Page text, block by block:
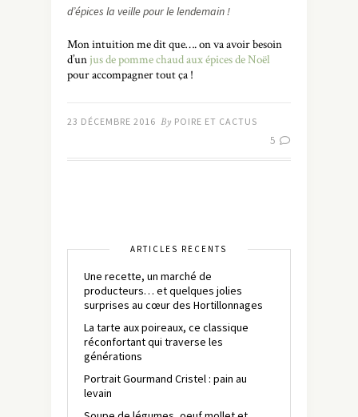
d’épices la veille pour le lendemain !
Mon intuition me dit que…. on va avoir besoin
d’un jus de pomme chaud aux épices de Noël
pour accompagner tout ça !
23 DÉCEMBRE 2016 By POIRE ET CACTUS
5
ARTICLES RÉCENTS
Une recette, un marché de
producteurs… et quelques jolies
surprises au cœur des Hortillonnages
La tarte aux poireaux, ce classique
réconfortant qui traverse les
générations
Portrait Gourmand Cristel : pain au
levain